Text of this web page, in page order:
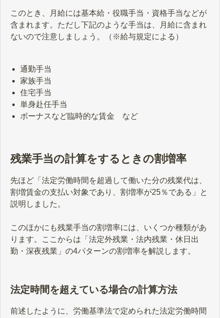
このとき、月給には基本給・役職手当・資格手当などが
含まれます。ただし下記のような手当は、月給に含まれ
ないので注意しましょう。（※給与規定による）
通勤手当
家族手当
住宅手当
単身赴任手当
ボーナスなど臨時的な賃金 など
残業手当の計算をするときの割増率
先ほど「法定労働時間を超過して働いた分の残業代は、
割増賃金の支払い対象であり、割増率が25％である」と
説明しました。
このほかにも残業手当の割増率には、いくつか種類があ
ります。ここからは「法定外残業・法内残業・休日出
勤・深夜残業」の4パターンの割増率を解説します。
法定時間を超えている場合の計算方法
前述したように、労働基準法で定められた法定労働時間